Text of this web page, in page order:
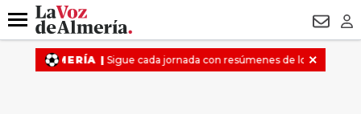
DESTACADO
Menú